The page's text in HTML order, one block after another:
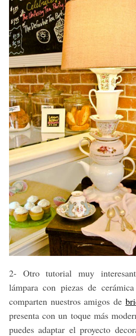
2- Otro tutorial muy
lámpara con piezas de
comparten nuestros amigos de
presenta con un toque más
puedes adaptar el proyecto